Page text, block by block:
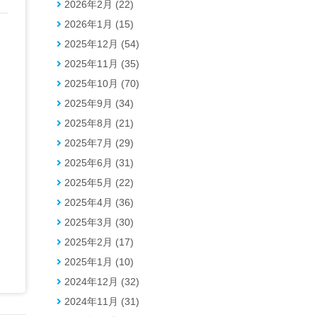
2026年2月 (22)
2026年1月 (15)
2025年12月 (54)
2025年11月 (35)
2025年10月 (70)
2025年9月 (34)
2025年8月 (21)
2025年7月 (29)
2025年6月 (31)
2025年5月 (22)
2025年4月 (36)
2025年3月 (30)
2025年2月 (17)
2025年1月 (10)
2024年12月 (32)
2024年11月 (31)